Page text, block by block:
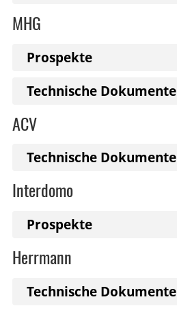
MHG
Prospekte
Technische Dokumente
ACV
Technische Dokumente
Interdomo
Prospekte
Herrmann
Technische Dokumente